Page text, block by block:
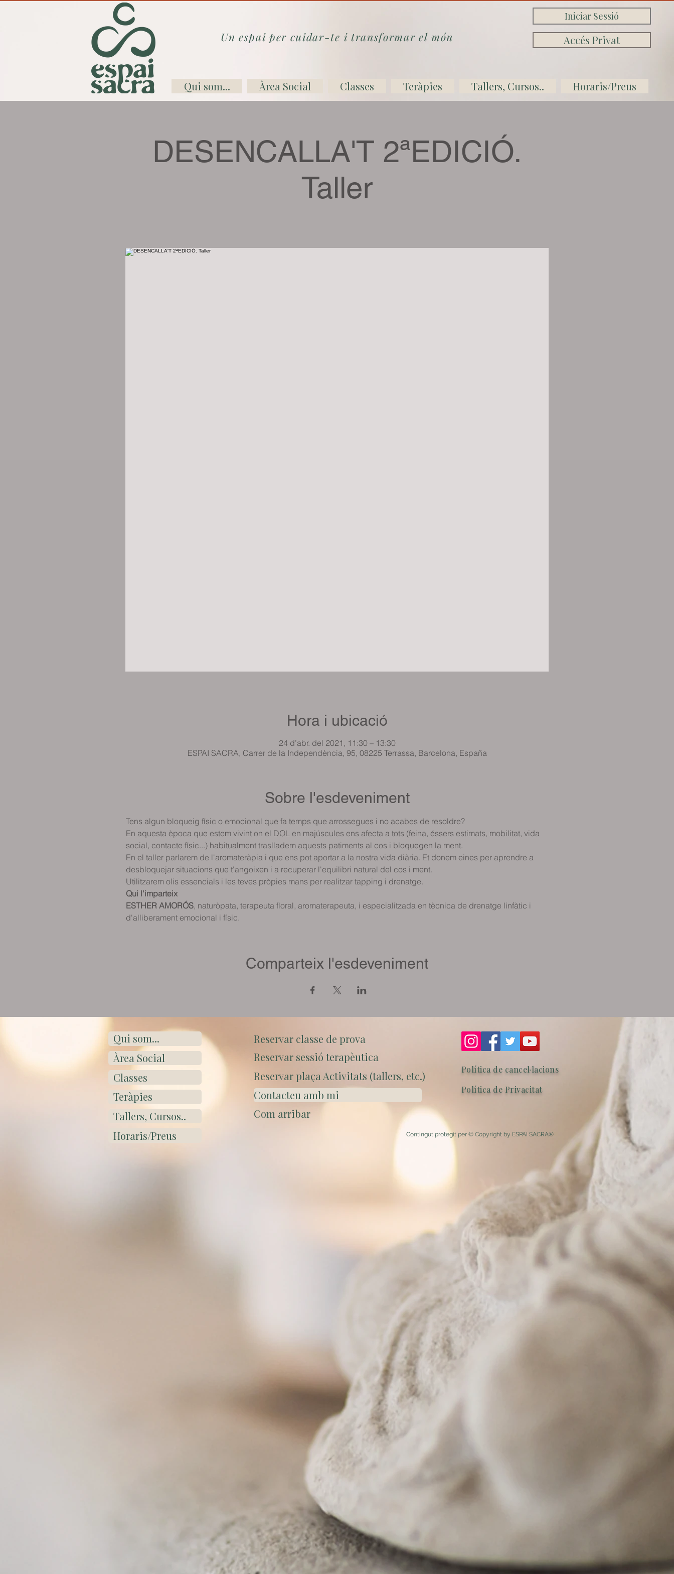
Iniciar Sessió
Un espai per cuidar-te i transformar el món Accés Privat
Qui som... Àrea Social Classes Teràpies Tallers, Cursos.. Horaris/Preus
DESENCALLA'T 2ªEDICIÓ.
Taller
Hora i ubicació
24 d’abr. del 2021, 11:30 – 13:30
ESPAI SACRA, Carrer de la Independència, 95, 08225 Terrassa, Barcelona, España
Sobre l'esdeveniment
Tens algun bloqueig físic o emocional que fa temps que arrossegues i no acabes de resoldre?
En aquesta època que estem vivint on el DOL en majúscules ens afecta a tots (feina, éssers estimats, mobilitat, vida
social, contacte físic...) habitualment traslladem aquests patiments al cos i bloquegen la ment.
En el taller parlarem de l'aromateràpia i que ens pot aportar a la nostra vida diària. Et donem eines per aprendre a
desbloquejar situacions que t'angoixen i a recuperar l'equilibri natural del cos i ment.
Utilitzarem olis essencials i les teves pròpies mans per realitzar tapping i drenatge.
Qui l'imparteix
ESTHER AMORÓS, naturòpata, terapeuta floral, aromaterapeuta, i especialitzada en tècnica de drenatge linfàtic i
d'alliberament emocional i físic.
Comparteix l'esdeveniment
Qui som...
Àrea Social
Classes
Teràpies
Tallers, Cursos..
Horaris/Preus
Reservar classe de prova
Reservar sessió terapèutica
Política de cancel·lacions
Contacteu amb mi Política de Privacitat
Com arribar
Contingut protegit per © Copyright by ESPAI SACRA®
Reservar plaça Activitats (tallers, etc.)